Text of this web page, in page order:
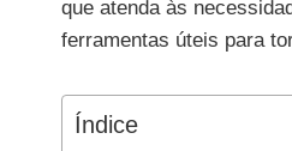
que atenda às
ferramentas úteis para
Índice